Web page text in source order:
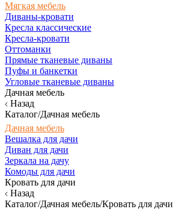
Мягкая мебель
Диваны-кровати
Кресла классические
Кресла-кровати
Оттоманки
Прямые тканевые диваны
Пуфы и банкетки
Угловые тканевые диваны
Дачная мебель
Назад
Каталог/Дачная мебель
Дачная мебель
Вешалка для дачи
Диван для дачи
Зеркала на дачу
Комоды для дачи
Кровать для дачи
Назад
Каталог/Дачная мебель/Кровать для дачи